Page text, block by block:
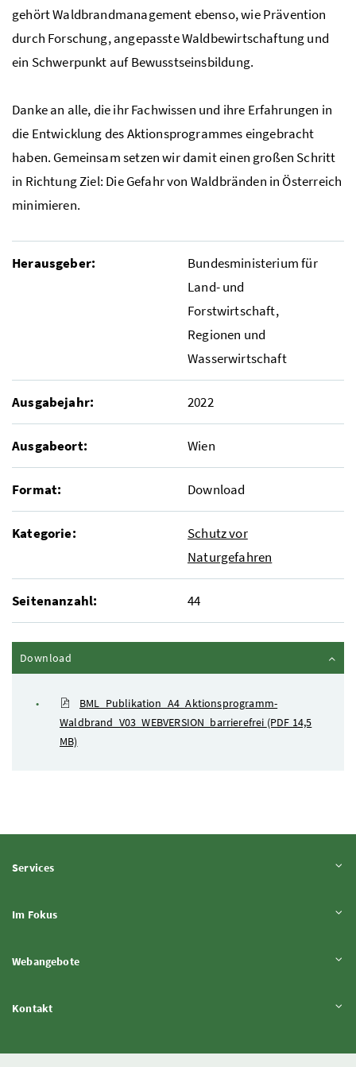
gehört Waldbrandmanagement ebenso, wie Prävention
durch Forschung, angepasste Waldbewirtschaftung und
ein Schwerpunkt auf Bewusstseinsbildung.
Danke an alle, die ihr Fachwissen und ihre Erfahrungen in
die Entwicklung des Aktionsprogrammes eingebracht
haben. Gemeinsam setzen wir damit einen großen Schritt
in Richtung Ziel: Die Gefahr von Waldbränden in Österreich
minimieren.
Herausgeber:
Bundesministerium für
Land- und
Forstwirtschaft,
Regionen und
Wasserwirtschaft
Ausgabejahr: 2022
Ausgabeort: Wien
Format: Download
Kategorie:
Schutz vor
Naturgefahren
Seitenanzahl: 44
Download
BML_Publikation_A4_Aktionsprogramm-
Waldbrand_V03_WEBVERSION_barrierefrei (PDF 14,5
MB)
ServicesInhalt aufklappen
Im FokusInhalt aufklappen
WebangeboteInhalt aufklappen
KontaktInhalt aufklappen